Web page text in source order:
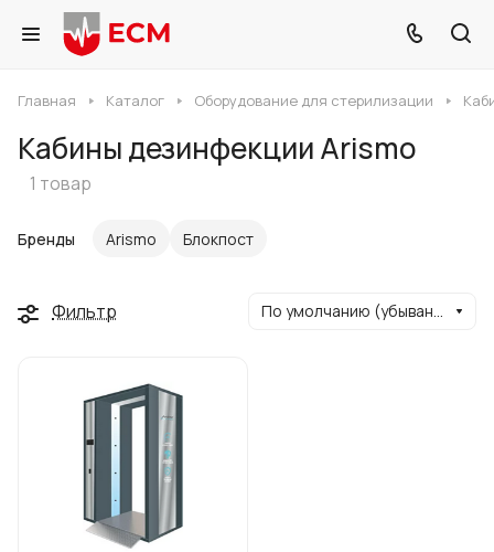
Главная Каталог Оборудование для стерилизации
Кабины дезинфекции Arismo
1 товар
Бренды Arismo Блокпост
Фильтр По умолчанию (убывание)